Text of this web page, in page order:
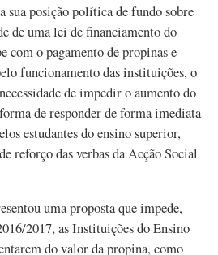
sua posição política de fundo sobre
de uma lei de financiamento do
com o pagamento de propinas e
funcionamento das instituições, o
de impedir o aumento do
de responder de forma imediata
estudantes do ensino superior,
reforço das verbas da Acção Social
uma proposta que impede,
2017, as Instituições do Ensino
do valor da propina, como